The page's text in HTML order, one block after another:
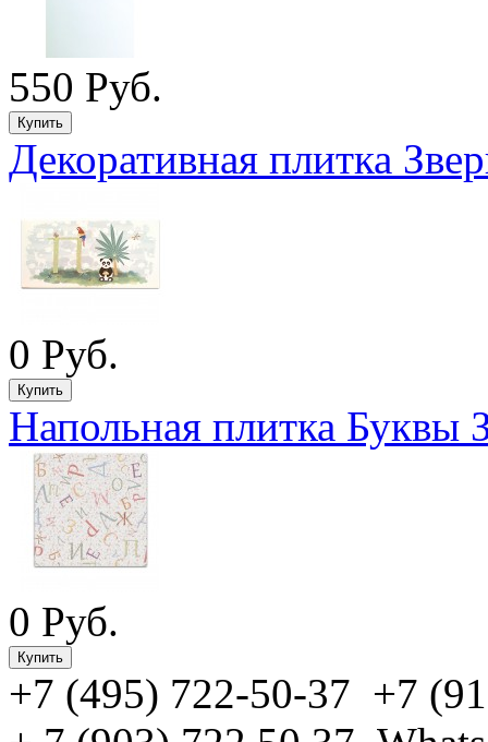
550 Руб.
Декоративная плитка
0 Руб.
Напольная плитка Буквы
0 Руб.
+7 (495) 722-50-37 +7